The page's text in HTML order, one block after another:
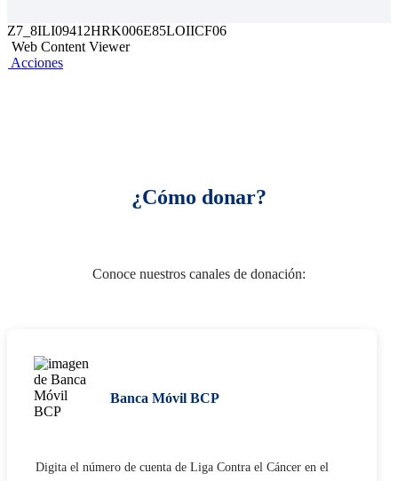
Z7_8ILI09412HRK006E85LOIICF06
Web Content Viewer
Acciones
¿Cómo donar?
Conoce nuestros canales de donación:
Banca Móvil BCP
Digita el número de cuenta de Liga Contra el Cáncer en el